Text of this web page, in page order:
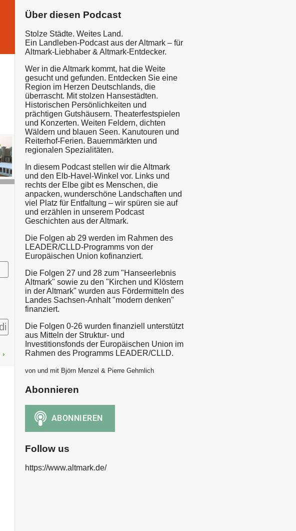
›
Über diesen Podcast
Stolze Städte. Weites Land.
Ein Landleben-Podcast aus der Altmark – für
Altmark-Liebhaber & Altmark-Entdecker.
Wer in die Altmark kommt, hat die Weite
gesucht und gefunden. Entdecken Sie eine
Region im Herzen Deutschlands, die
überrascht. Mit stolzen Hansestädten.
Historischen Persönlichkeiten und
prächtigen Gutshäusern. Theaterfestspielen
und Konzerten. Weiten Feldern, dichten
Wäldern und blauen Seen. Kanutouren und
Reiterhof-Ferien. Bauernmärkten und
regionalen Spezialitäten.
In diesem Podcast stellen wir die Altmark
und den Elb-Havel-Winkel vor. Links und
rechts der Elbe gibt es Menschen, die
anpacken, wunderschöne Landschaften und
viel Platz für Entfaltung – wir spüren sie auf
und erzählen in unserem Podcast
Geschichten aus der Altmark.
Die Folgen ab 29 werden im Rahmen des
LEADER/CLLD-Programms von der
Europäischen Union kofinanziert.
Die Folgen 27 und 28 zum "Hanseerlebnis
Altmark" sowie zu den "Kirchen und Klöstern
in der Altmark" wurden aus Fördermitteln des
Landes Sachsen-Anhalt "modern denken"
finanziert.
Die Folgen 0-26 wurden finanziell unterstützt
aus Mitteln der Struktur- und
Investitionsfonds der Europäischen Union im
Rahmen des Programms LEADER/CLLD.
von und mit Björn Menzel & Pierre Gehmlich
Abonnieren
Follow us
https://www.altmark.de/